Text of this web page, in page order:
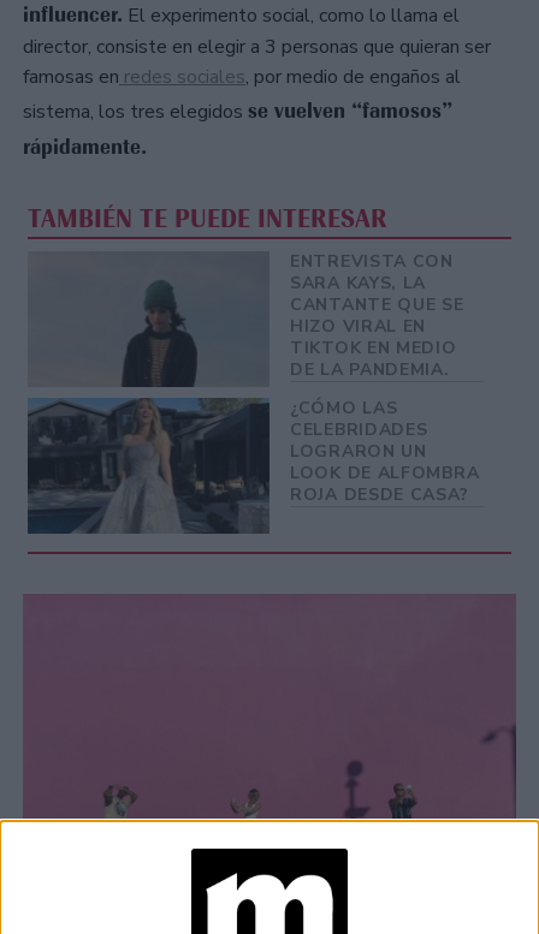
influencer. El experimento social, como lo llama el
director, consiste en elegir a 3 personas que quieran ser
famosas en redes sociales, por medio de engaños al
sistema, los tres elegidos se vuelven “famosos”
rápidamente.
TAMBIÉN TE PUEDE INTERESAR
ENTREVISTA CON
SARA KAYS, LA
CANTANTE QUE SE
HIZO VIRAL EN
TIKTOK EN MEDIO
DE LA PANDEMIA.
¿CÓMO LAS
CELEBRIDADES
LOGRARON UN
LOOK DE ALFOMBRA
ROJA DESDE CASA?